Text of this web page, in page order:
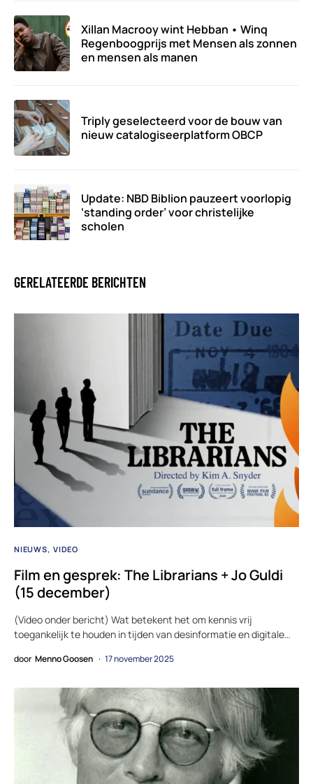
Xillan Macrooy wint Hebban • Winq
Regenboogprijs met Mensen als zonnen
en mensen als manen
Triply geselecteerd voor de bouw van
nieuw catalogiseerplatform OBCP
Update: NBD Biblion pauzeert voorlopig
‘standing order’ voor christelijke
scholen
GERELATEERDE BERICHTEN
NIEUWS VIDEO
Film en gesprek: The Librarians + Jo Guldi
(15 december)
(Video onder bericht) Wat betekent het om kennis vrij
toegankelijk te houden in tijden van desinformatie en digitale…
door Menno Goosen 17 november 2025